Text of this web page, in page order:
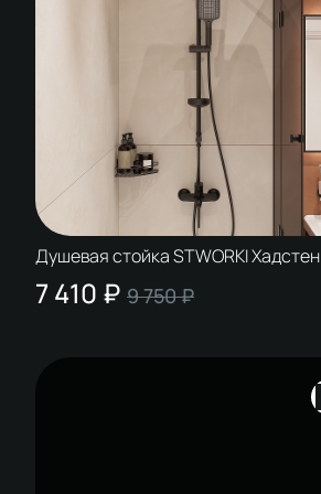
Душевая стойка STWORKI Хадстен
S17180BK матовая черная
7 410 ₽ 9 750 ₽